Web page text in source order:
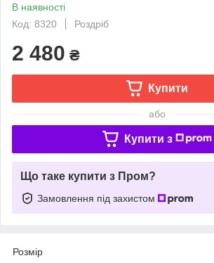
В наявності
Код: 8320
Роздріб
2 480 ₴
Купити
або
Купити з
Що таке купити з Пром?
Замовлення під захистом
Розмір